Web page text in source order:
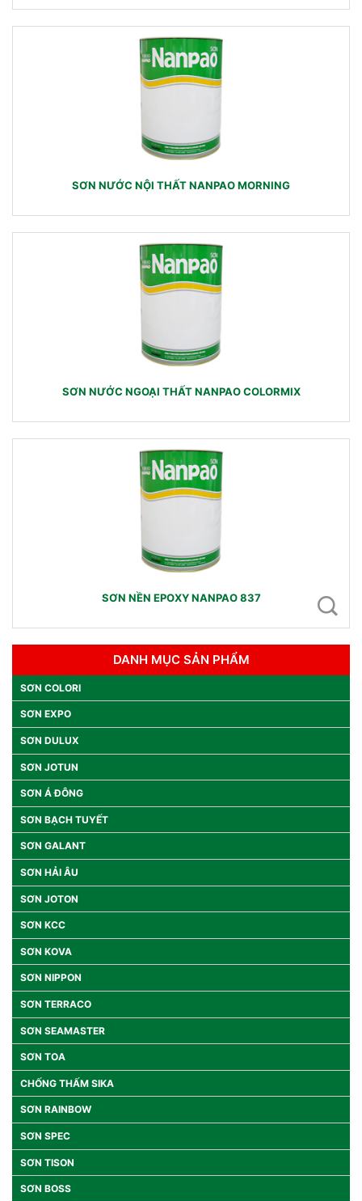
SƠN NƯỚC NỘI THẤT NANPAO MORNING
SƠN NƯỚC NGOẠI THẤT NANPAO COLORMIX
SƠN NỀN EPOXY NANPAO 837
DANH MỤC SẢN PHẨM
SƠN COLORI
SƠN EXPO
SƠN DULUX
SƠN JOTUN
SƠN Á ĐÔNG
SƠN BẠCH TUYẾT
SƠN GALANT
SƠN HẢI ÂU
SƠN JOTON
SƠN KCC
SƠN KOVA
SƠN NIPPON
SƠN TERRACO
SƠN SEAMASTER
SƠN TOA
CHỐNG THẤM SIKA
SƠN RAINBOW
SƠN SPEC
SƠN TISON
SƠN BOSS